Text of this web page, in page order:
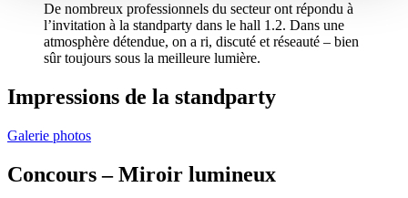
De nombreux professionnels du secteur ont répondu à
l’invitation à la standparty dans le hall 1.2. Dans une
atmosphère détendue, on a ri, discuté et réseauté – bien
sûr toujours sous la meilleure lumière.
Impressions de la standparty
Galerie photos
Concours – Miroir lumineux